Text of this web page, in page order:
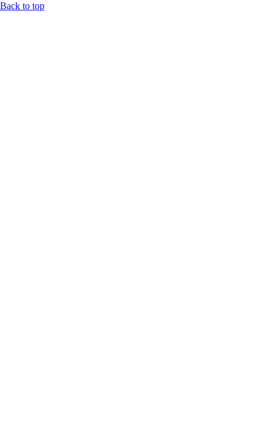
Back to top